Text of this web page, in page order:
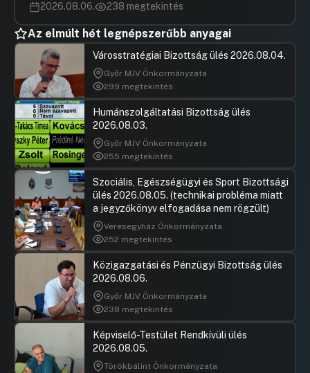
2026.08.06.
238 megtekintés
Az elmúlt hét legnépszerűbb anyagai
Városstratégiai Bizottság ülés 2026.08.04.
Győr MJV Önkormányzata
299 megtekintés
Humánszolgáltatási Bizottság ülés
2026.08.03.
Győr MJV Önkormányzata
255 megtekintés
Szociális, Egészségügyi és Sport Bizottsági
ülés 2026.08.05. (technikai probléma miatt
a jegyzőkönyv elfogadása nem rögzült)
Veresegyház Önkormányzata
252 megtekintés
Közigazgatási és Pénzügyi Bizottság ülés
2026.08.06.
Győr MJV Önkormányzata
238 megtekintés
Képviselő-Testület Rendkívüli ülés
2026.08.05.
Törökbálint Önkormányzata